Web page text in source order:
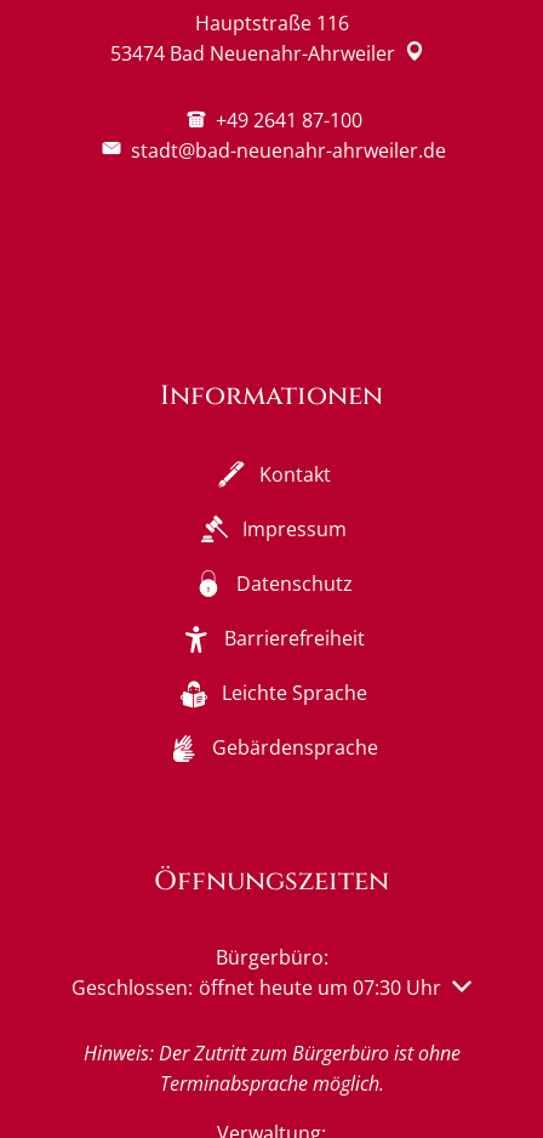
Hauptstraße 116
53474 Bad Neuenahr-Ahrweiler
+49 2641 87-100
stadt@bad-neuenahr-ahrweiler.de
Informationen
Kontakt
Impressum
Datenschutz
Barrierefreiheit
Leichte Sprache
Gebärdensprache
Öffnungszeiten
Bürgerbüro:
Klicken, um weitere Öffnungs- oder Schließzeiten
Geschlossen: öffnet heute um 07:30 Uhr
Hinweis: Der Zutritt zum Bürgerbüro ist ohne
Terminabsprache möglich.
Verwaltung: